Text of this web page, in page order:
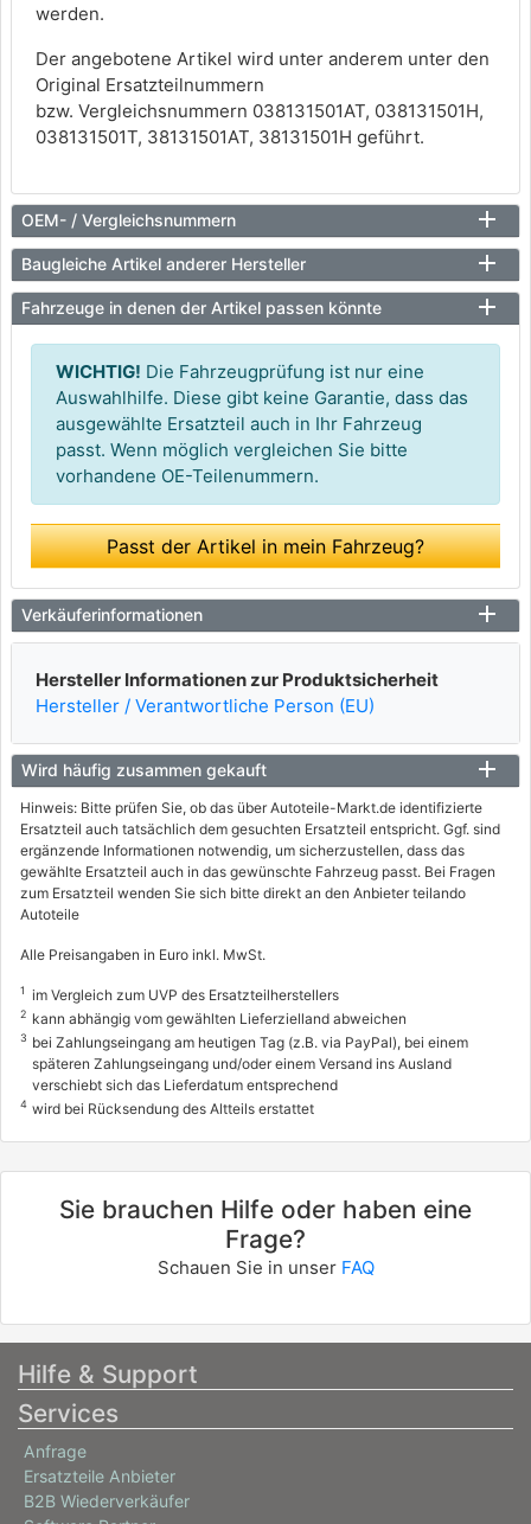
werden.
Der angebotene Artikel wird unter anderem unter den
Original Ersatzteilnummern
bzw. Vergleichsnummern 038131501AT, 038131501H,
038131501T, 38131501AT, 38131501H geführt.
OEM- / Vergleichsnummern
Baugleiche Artikel anderer Hersteller
Fahrzeuge in denen der Artikel passen könnte
WICHTIG! Die Fahrzeugprüfung ist nur eine
Auswahlhilfe. Diese gibt keine Garantie, dass das
ausgewählte Ersatzteil auch in Ihr Fahrzeug
passt. Wenn möglich vergleichen Sie bitte
vorhandene OE-Teilenummern.
Passt der Artikel in mein Fahrzeug?
Verkäuferinformationen
Hersteller Informationen zur Produktsicherheit
Hersteller / Verantwortliche Person (EU)
Wird häufig zusammen gekauft
Hinweis: Bitte prüfen Sie, ob das über Autoteile-Markt.de identifizierte
Ersatzteil auch tatsächlich dem gesuchten Ersatzteil entspricht. Ggf. sind
ergänzende Informationen notwendig, um sicherzustellen, dass das
gewählte Ersatzteil auch in das gewünschte Fahrzeug passt. Bei Fragen
zum Ersatzteil wenden Sie sich bitte direkt an den Anbieter teilando
Autoteile
Alle Preisangaben in Euro inkl. MwSt.
1 im Vergleich zum UVP des Ersatzteilherstellers
2 kann abhängig vom gewählten Lieferzielland abweichen
3 bei Zahlungseingang am heutigen Tag (z.B. via PayPal), bei einem
späteren Zahlungseingang und/oder einem Versand ins Ausland
verschiebt sich das Lieferdatum entsprechend
4 wird bei Rücksendung des Altteils erstattet
Sie brauchen Hilfe oder haben eine
Frage?
Schauen Sie in unser FAQ
Hilfe & Support
Services
Anfrage
Ersatzteile Anbieter
B2B Wiederverkäufer